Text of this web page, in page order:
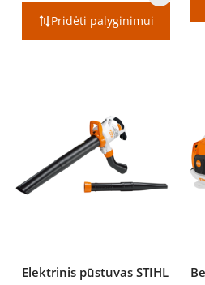
Pridėti palyginimui
Elektrinis pūstuvas STIHL